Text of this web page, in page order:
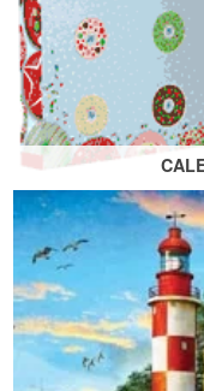
Calendrier de